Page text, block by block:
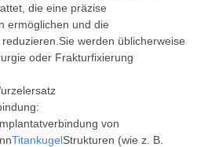
die eine präzise
ermöglichen und die
werden üblicherweise
oder Frakturfixierung
von
TitankugelStrukturen (wie z. B.